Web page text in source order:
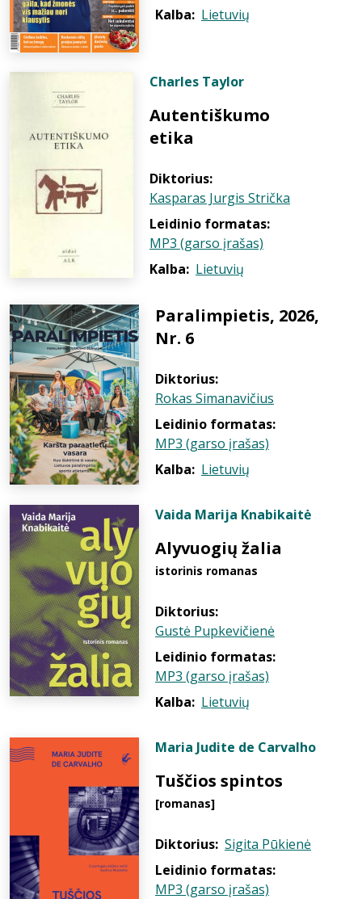
Kalba: Lietuvių
Charles Taylor
Autentiškumo
etika
Diktorius:
Kasparas Jurgis Strička
Leidinio formatas:
MP3 (garso įrašas)
Kalba: Lietuvių
Paralimpietis, 2026,
Nr. 6
Diktorius:
Rokas Simanavičius
Leidinio formatas:
MP3 (garso įrašas)
Kalba: Lietuvių
Vaida Marija Knabikaitė
Alyvuogių žalia
istorinis romanas
Diktorius:
Gustė Pupkevičienė
Leidinio formatas:
MP3 (garso įrašas)
Kalba: Lietuvių
Maria Judite de Carvalho
Tuščios spintos
[romanas]
Diktorius: Sigita Pūkienė
Leidinio formatas:
MP3 (garso įrašas)